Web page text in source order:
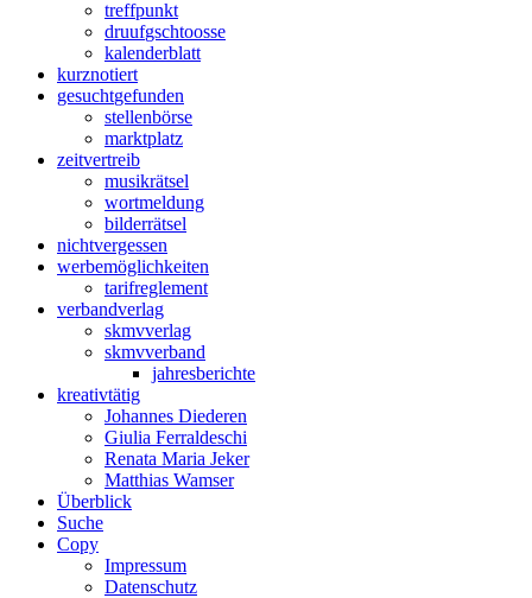
treffpunkt
druufgschtoosse
kalenderblatt
kurznotiert
gesuchtgefunden
stellenbörse
marktplatz
zeitvertreib
musikrätsel
wortmeldung
bilderrätsel
nichtvergessen
werbemöglichkeiten
tarifreglement
verbandverlag
skmvverlag
skmvverband
jahresberichte
kreativtätig
Johannes Diederen
Giulia Ferraldeschi
Renata Maria Jeker
Matthias Wamser
Überblick
Suche
Copy
Impressum
Datenschutz